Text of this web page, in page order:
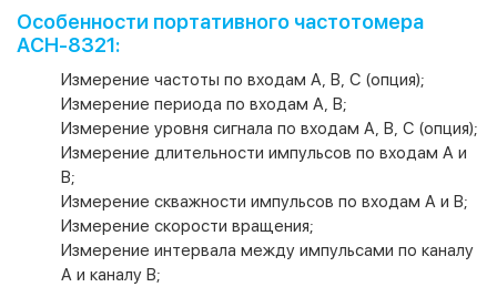
Особенности портативного частотомера
АСН-8321:
Измерение частоты по входам А, B, С (опция);
Измерение периода по входам А, B;
Измерение уровня сигнала по входам А, B, С (опция);
Измерение длительности импульсов по входам А и
В;
Измерение скважности импульсов по входам А и В;
Измерение скорости вращения;
Измерение интервала между импульсами по каналу
А и каналу B;